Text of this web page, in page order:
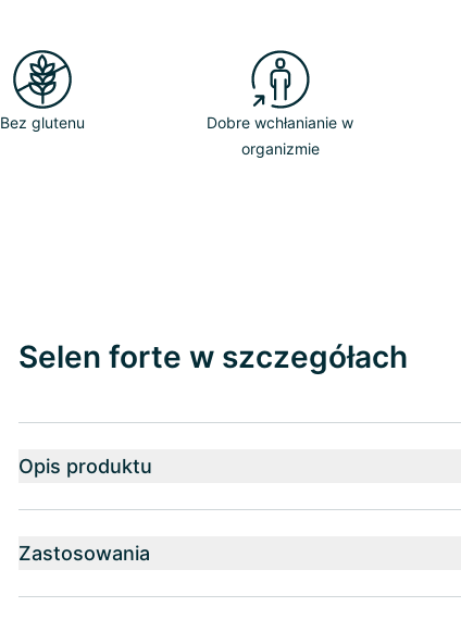
Bez glutenu
Dobre wchłanianie w
organizmie
Selen forte w szczegółach
Opis produktu
Zastosowania